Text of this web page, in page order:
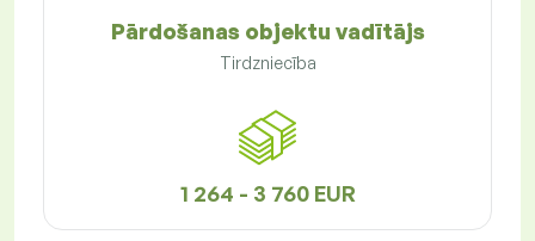
Pārdošanas objektu vadītājs
Tirdzniecība
1 264 - 3 760 EUR